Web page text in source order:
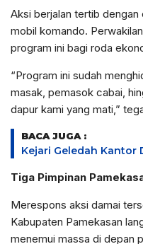
Aksi berjalan tertib dengan
mobil komando.
program ini bagi roda
“Program ini sudah
masak, pemasok cabai,
dapur kami yang mati,”
BACA JUGA :
Kejari Geledah Kantor
Tiga Pimpinan
Merespons aksi damai
Kabupaten Pamekasan
menemui massa di depan